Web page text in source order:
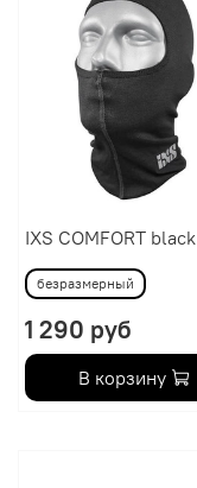
IXS COMFORT black
безразмерный
1 290 руб
В корзину